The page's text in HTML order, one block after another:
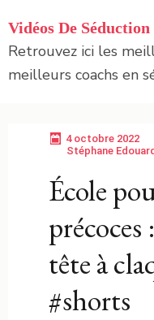
au
contenu
(Pressez
Vidéos De Séduction
Retrouvez ici les
meilleurs coachs en
4 octobre 2022
Stéphane
École
précoces
tête à
#shorts